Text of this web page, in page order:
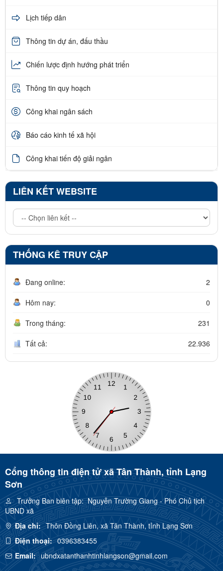
Lịch tiếp dân
Thông tin dự án, đấu thầu
Chiến lược định hướng phát triển
Thông tin quy hoạch
Công khai ngân sách
Báo cáo kinh tế xã hội
Công khai tiến độ giải ngân
LIÊN KẾT WEBSITE
THỐNG KÊ TRUY CẬP
Đang online: 2
Hôm nay: 0
Trong tháng: 231
Tất cả: 22.936
Cổng thông tin điện tử xã Tân Thành, tỉnh Lạng
Sơn
Trưởng Ban biên tập:Nguyễn Trường Giang - Phó Chủ tịch
UBND xã
Địa chỉ: Thôn Đồng Liên, xã Tân Thành, tỉnh Lạng Sơn
Điện thoại: 0396383455
Email: ubndxatanthanhtinhlangson@gmail.com